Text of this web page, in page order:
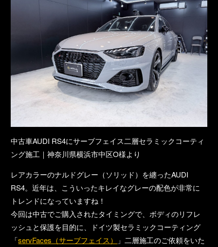
中古車AUDI RS4にサーブフェイス二層セラミックコーティ
ング施工｜神奈川県横浜市中区O様より
レアカラーのナルドグレー（ソリッド）を纏ったAUDI
RS4。近年は、こういったキレイなグレーの配色が非常に
トレンドになっていますね！
今回は中古でご購入されたタイミングで、ボディのリフレ
ッシュと保護を目的に、ドイツ製セラミックコーティング
「servFaces（サーブフェイス）
」二層施工のご依頼をいた